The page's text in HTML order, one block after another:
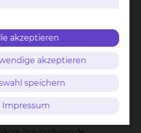
Klinikum
gGmbH
Braunschweig
Tel.: 0531/595-0
0531/595-1322
akzeptieren
akzeptieren
speichern
Impressum